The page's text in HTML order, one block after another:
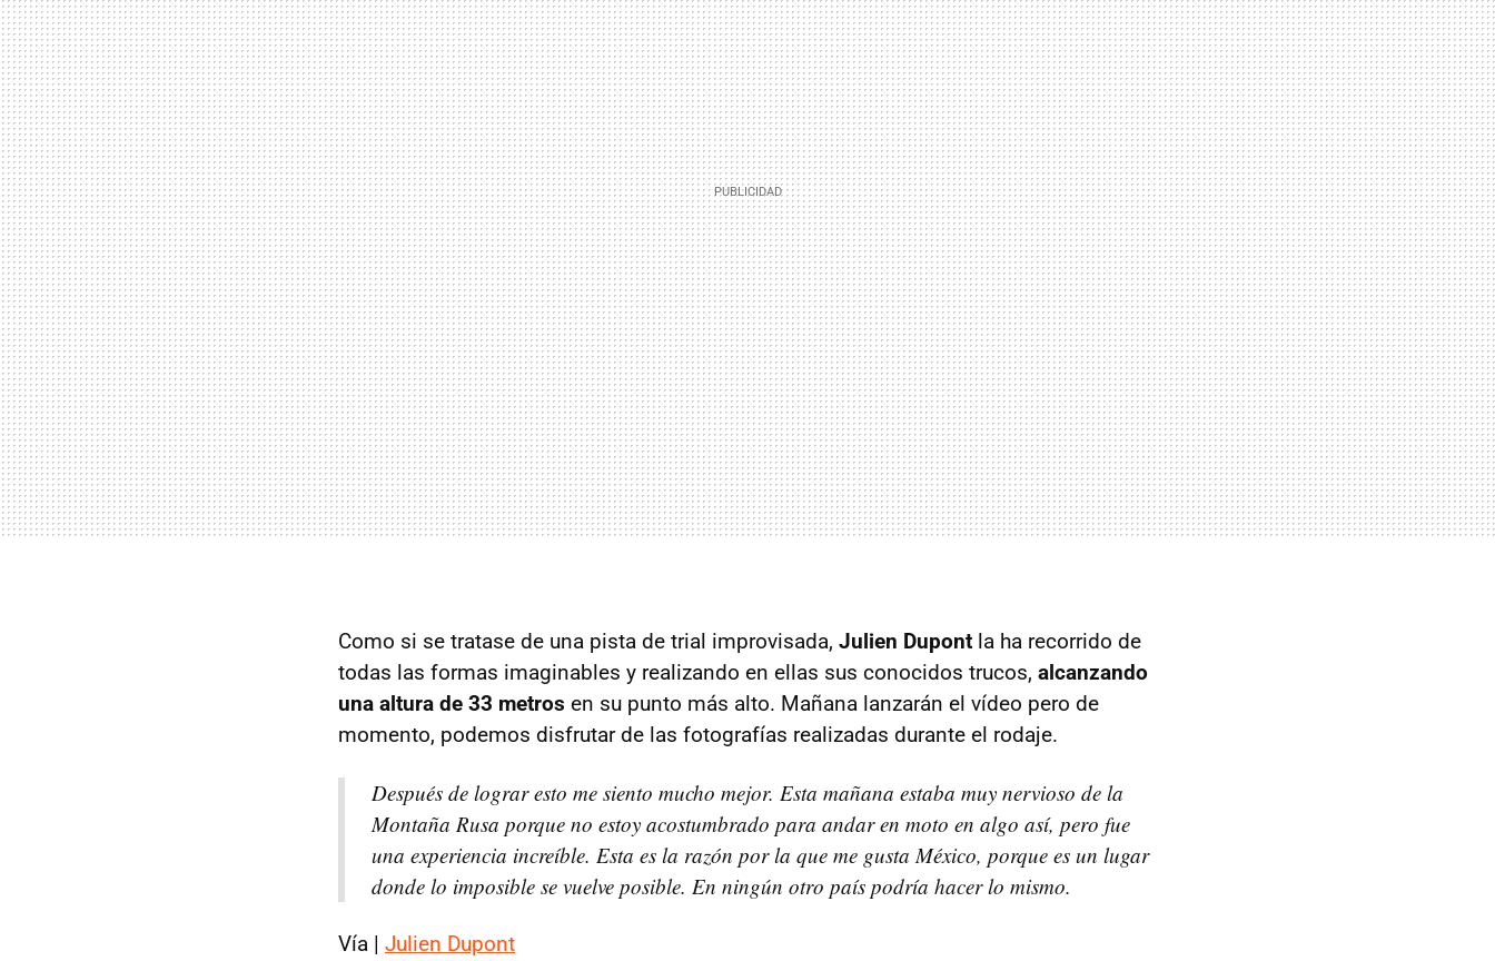
Como si se tratase de una pista de trial improvisada, Julien Dupont la ha recorrido de
todas las formas imaginables y realizando en ellas sus conocidos trucos, alcanzando
una altura de 33 metros en su punto más alto. Mañana lanzarán el vídeo pero de
momento, podemos disfrutar de las fotografías realizadas durante el rodaje.
Después de lograr esto me siento mucho mejor. Esta mañana estaba muy nervioso de la
Montaña Rusa porque no estoy acostumbrado para andar en moto en algo así, pero fue
una experiencia increíble. Esta es la razón por la que me gusta México, porque es un lugar
donde lo imposible se vuelve posible. En ningún otro país podría hacer lo mismo.
Vía | Julien Dupont